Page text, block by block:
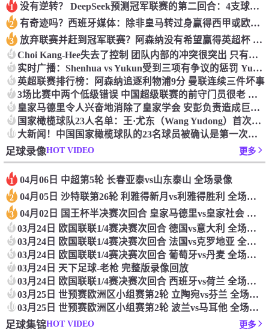
1 没有逆转？ DeepSeek预测冠军联赛的第二回合：4支球队在第一回合中获胜 枪手输了
2 有奇迹吗？西班牙媒体：除非皇马转过身赢得西甲或欧洲冠军
3 放弃联赛并赶到冠军联赛？阿森纳没有希望赢得英超杯 赢得欧洲冠军的可能性
4 Choi Kang-Hee失去了控制 团队内部的冲突很突出 只有一个人可以从水火中拯救崔孔
5 实时广播：Shenhua vs Yukun受到三项有争议的惩罚 Yukun将向中国足球联合会提出投诉
6 英超联赛排行榜：阿森纳追逐利物浦9分 曼联连续三件坏事
7 3场比赛中两个低级错误 中国超级联赛的前守门员很老 是时候让位了 最好的继任者出现
8 皇家马德里令人兴奋地消除了皇家学会 安彭负责造成巨大的灾难！
9 国家橄榄球队23人名单：王·尤东（Wang Yudong）首次被选为第11名 塞吉尼奥（Serginho）在名单上
10 大新闻！中国国家橄榄球队的23名球员被确认是第一次进入阵容
足球录像HOT VIDEO 更多
1 04月06日 中超第5轮 长春亚泰vs山东泰山 全场录像
2 04月05日 沙特联第26轮 利雅得新月vs利雅得胜利 全场录像
3 04月02日 国王杯半决赛次回合 皇家马德里vs皇家社会 全场录像
4 03月24日 欧国联联1/4赛决赛次回合 德国vs意大利 全场录像回放
5 03月24日 欧国联联1/4赛决赛次回合 法国vs克罗地亚 全场录像回放
6 03月24日 欧国联联1/4赛决赛次回合 葡萄牙vs丹麦 全场录像回放
7 03月24日 天下足球-老枪 完整版录像回放
8 03月24日 欧国联联1/4赛决赛次回合 西班牙vs荷兰 全场录像回放
9 03月25日 世预赛欧洲区小组赛第2轮 立陶宛vs芬兰 全场录像回放
10 03月25日 世预赛欧洲区小组赛第2轮 波兰vs马耳他 全场录像回放
足球集锦HOT VIDEO 更多